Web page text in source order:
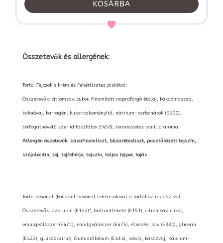
KOSÁRBA
Összetevők és allergének:
Torta (Tejcsokis krém és Fehérlisztes piskóta):
Összetevők: citromsav, cukor, finomított napraforgó étolaj, kakaómassza,
kakaóvaj, karragén, kukoricakeményítő, nátrium-karbonátok (E500),
térfogatnövelő szer (difoszfátok E450), természetes vanília aroma
Allergén öszetevők: búzafinomliszt, búzarétesliszt, pasztőrözött tejszín,
szójalecitin, tej, tejfehérje, tejszín, teljes tejpor, tojás
Torta bevonat (Fondant bevonat fehércsokival a tortához ragasztva):
Összetevők: azorubin (E122)*, brillantfekete (E151), citromsav, cukor,
emulgeálószer (E471), emulgeálószer (E475), étkezési sav (E330), glicerin
(E422), glükózszirup, Gumiarábikum (E414), ivóvíz, kakaóvaj, Kálcium-